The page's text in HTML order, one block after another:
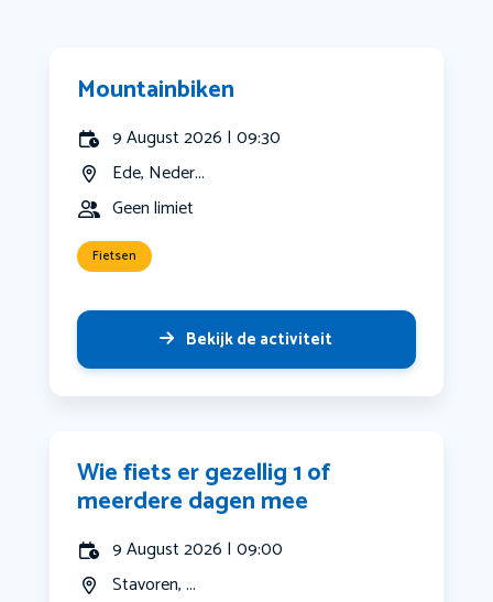
Mountainbiken
9 August 2026 | 09:30
Ede, Neder...
Geen limiet
Fietsen
Bekijk de activiteit
Wie fiets er gezellig 1 of
meerdere dagen mee
9 August 2026 | 09:00
Stavoren, ...